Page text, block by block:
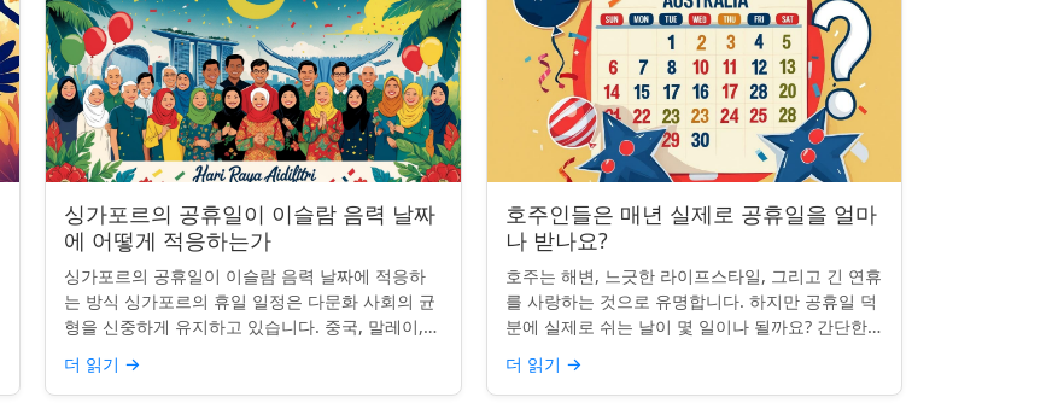
싱가포르의 공휴일이 이슬람 음력 날짜
에 어떻게 적응하는가
싱가포르의 공휴일이 이슬람 음력 날짜에 적응하
는 방식 싱가포르의 휴일 일정은 다문화 사회의 균
형을 신중하게 유지하고 있습니다. 중국, 말레이,
인도, 서양 전통의 주요 축하 행사를 포함하여, 나
라의 다양성을 반영합니...
더 읽기 →
호주인들은 매년 실제로 공휴일을 얼마
나 받나요?
호주는 해변, 느긋한 라이프스타일, 그리고 긴 연휴
를 사랑하는 것으로 유명합니다. 하지만 공휴일 덕
분에 실제로 쉬는 날이 몇 일이나 될까요? 간단한
질문처럼 들리지만, 답은 생각보다 명확하지 않을
수 있습니다. 거주...
더 읽기 →